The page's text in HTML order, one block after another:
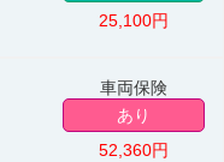
25,100円
車両保険
あり
52,360円